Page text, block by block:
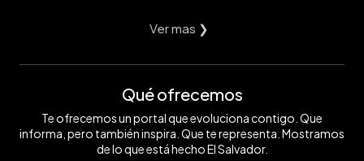
Ver mas ❯
Qué ofrecemos
Te ofrecemos un portal que evoluciona contigo. Que
informa, pero también inspira. Que te representa. Mostramos
de lo que está hecho El Salvador.